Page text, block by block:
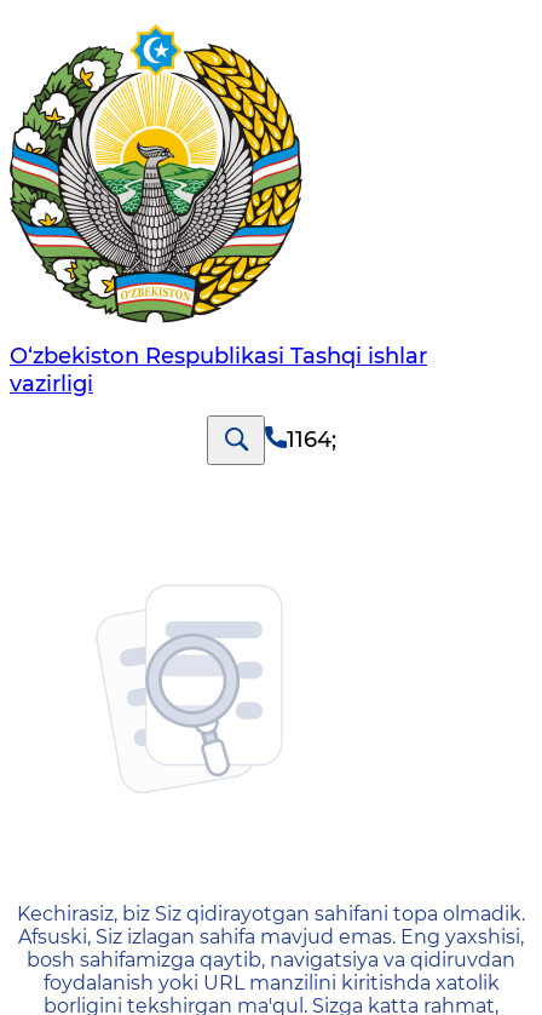
O‘zbеkistоn Rеspublikаsi Tashqi ishlаr
vаzirligi
1164;
404 — Страница не
Kechirasiz, biz Siz qidirayotgan sahifani topa olmadik.
Afsuski, Siz izlagan sahifa mavjud emas. Eng yaxshisi,
bosh sahifamizga qaytib, navigatsiya va qidiruvdan
foydalanish yoki URL manzilini kiritishda xatolik
borligini tekshirgan ma'qul. Sizga katta rahmat,